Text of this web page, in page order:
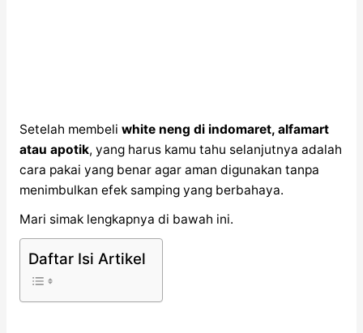
Setelah membeli white neng di indomaret, alfamart
atau apotik, yang harus kamu tahu selanjutnya adalah
cara pakai yang benar agar aman digunakan tanpa
menimbulkan efek samping yang berbahaya.
Mari simak lengkapnya di bawah ini.
Daftar Isi Artikel